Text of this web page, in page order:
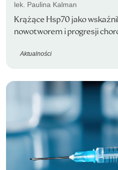
lek. Paulina Kalman
Krążące Hsp70 jako
nowotworem i progresji
Aktualności